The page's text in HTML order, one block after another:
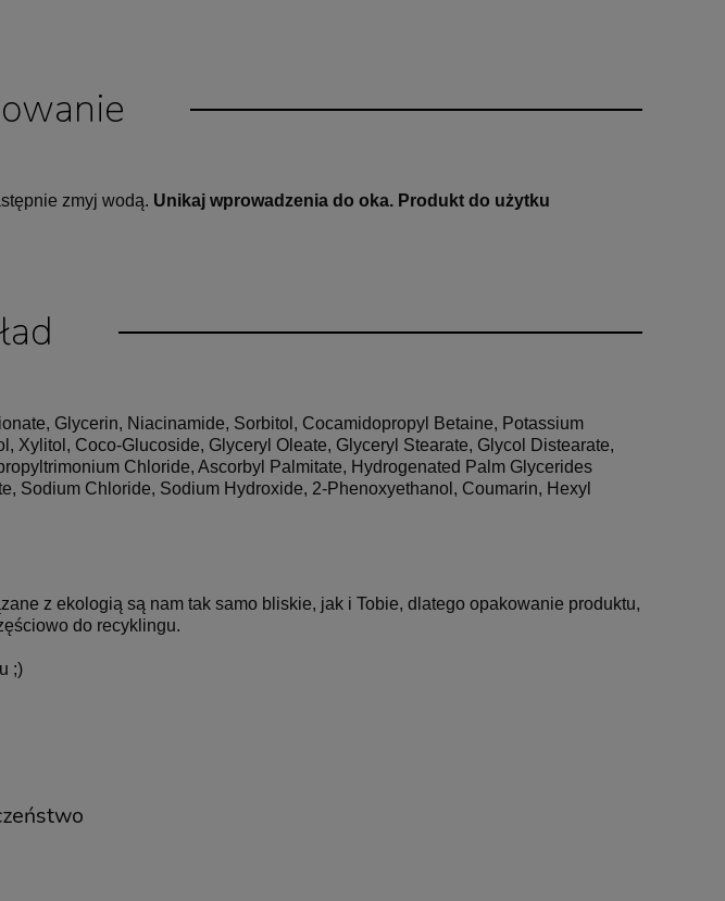
zmyj wodą. Unikaj wprowadzenia do oka. Produkt do użytku
Glycerin, Niacinamide, Sorbitol, Cocamidopropyl Betaine, Potassium
Xylitol, Coco-Glucoside, Glyceryl Oleate, Glyceryl Stearate, Glycol Distearate,
Chloride, Ascorbyl Palmitate, Hydrogenated Palm Glycerides
Sodium Chloride, Sodium Hydroxide, 2-Phenoxyethanol, Coumarin, Hexyl
z ekologią są nam tak samo bliskie, jak i Tobie, dlatego opakowanie produktu,
do recyklingu.
;)